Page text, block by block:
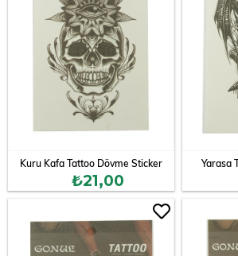
Kuru Kafa Tattoo Dövme Sticker
₺21,00
Yarasa